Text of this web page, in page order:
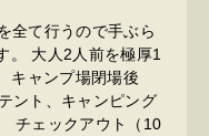
全て行うので手ぶら
。 大人2人前を極厚1
キャンプ場閉場後
ント、キャンピング
チェックアウト（10